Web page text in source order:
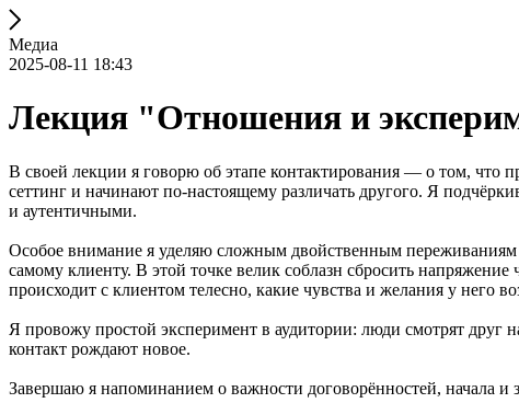
Медиа
2025-08-11 18:43
Лекция "Отношения и
В своей лекции я говорю об этапе контактирования — о том, что
сеттинг и начинают по-настоящему различать другого. Я
и аутентичными.
Особое внимание я уделяю сложным двойственным переживаниям
самому клиенту. В этой точке велик соблазн сбросить
происходит с клиентом телесно, какие чувства и желания у него
Я провожу простой эксперимент в аудитории: люди смотрят друг
контакт рождают новое.
Завершаю я напоминанием о важности договорённостей, начала и